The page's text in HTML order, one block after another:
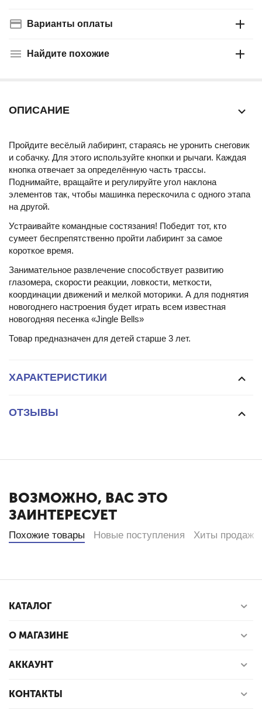
Варианты оплаты
Найдите похожие
ОПИСАНИЕ
Пройдите весёлый лабиринт, стараясь не уронить снеговик
и собачку. Для этого используйте кнопки и рычаги. Каждая
кнопка отвечает за определённую часть трассы.
Поднимайте, вращайте и регулируйте угол наклона
элементов так, чтобы машинка перескочила с одного этапа
на другой.
Устраивайте командные состязания! Победит тот, кто
сумеет беспрепятственно пройти лабиринт за самое
короткое время.
Занимательное развлечение способствует развитию
глазомера, скорости реакции, ловкости, меткости,
координации движений и мелкой моторики. А для поднятия
новогоднего настроения будет играть всем известная
новогодняя песенка «Jingle Bells»
Товар предназначен для детей старше 3 лет.
ХАРАКТЕРИСТИКИ
ОТЗЫВЫ
ВОЗМОЖНО, ВАС ЭТО
ЗАИНТЕРЕСУЕТ
Похожие товары Новые поступления Хиты продаж
КАТАЛОГ
О МАГАЗИНЕ
АККАУНТ
КОНТАКТЫ